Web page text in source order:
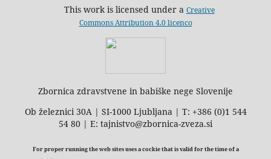
This work is licensed under a Creative
Commons Attribution 4.0 licenco
Zbornica zdravstvene in babiške nege Slovenije
Ob železnici 30A | SI-1000 Ljubljana | T: +386 (0)1 544
54 80 | E: tajnistvo@zbornica-zveza.si
For proper running the web sites uses a cockie that is valid for the time of a